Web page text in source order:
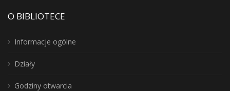
O BIBLIOTECE
Informacje ogólne
Działy
Godziny otwarcia